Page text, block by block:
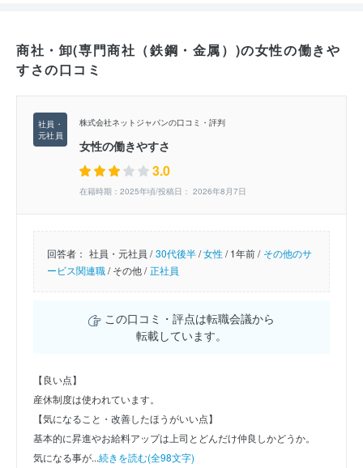
商社・卸(専門商社（鉄鋼・金属）)の女性の働きや
すさの口コミ
株式会社ネットジャパンの口コミ・評判
女性の働きやすさ
3.0
在籍時期：2025年頃/投稿日： 2026年8月7日
回答者： 社員・元社員 / 30代後半/女性/1年前 / その他のサ
ービス関連職/その他 / 正社員
この口コミ・評点は転職会議から
転載しています。
【良い点】
産休制度は使われています。
【気になること・改善したほうがいい点】
基本的に昇進やお給料アップは上司とどんだけ仲良しかどうか。
気になる事が...続きを読む(全98文字)